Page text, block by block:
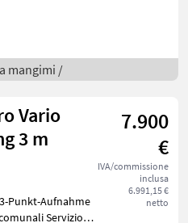
mangimi /
Vario
3 m
7.900
€
IVA/commissione
inclusa
6.991,15 €
netto
Punkt-Aufnahme
Servizio